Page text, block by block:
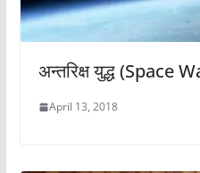
अन्तरिक्ष युद्ध (Space
April 13, 2018